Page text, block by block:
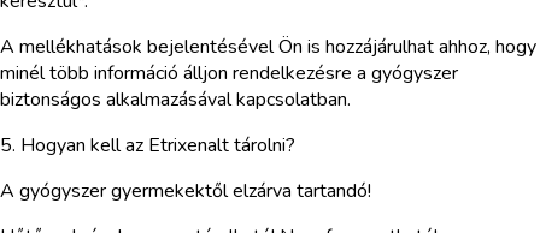
A mellékhatások bejelentésével Ön is hozzájárulhat ahhoz, hogy
minél több információ álljon rendelkezésre a gyógyszer
biztonságos alkalmazásával kapcsolatban.
5. Hogyan kell az Etrixenalt tárolni?
A gyógyszer gyermekektől elzárva tartandó!